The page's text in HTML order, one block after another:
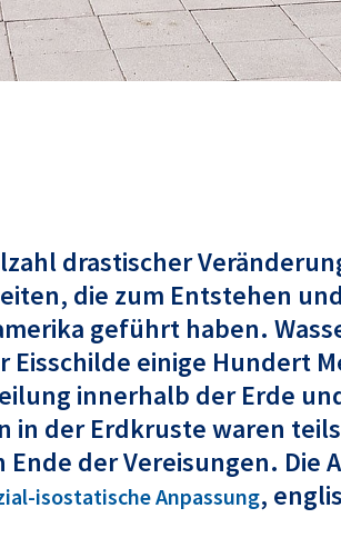
drastischer
die zum Entstehen
geführt haben.
einige Hundert
innerhalb der Erde
der Erdkruste waren
der Vereisungen. Die
isostatische Anpassung,